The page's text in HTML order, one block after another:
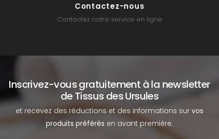
Contactez-nous
Contactez notre service en ligne
Inscrivez-vous gratuitement à la newsletter
de Tissus des Ursules
et recevez des réductions et des informations sur vos
produits préférés en avant première.